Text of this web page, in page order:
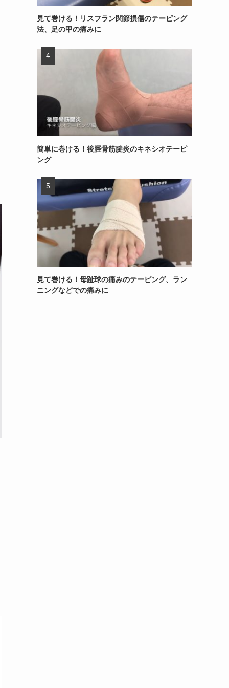
見て巻ける！リスフラン関節損傷のテーピング
法、足の甲の痛みに
簡単に巻ける！後脛骨筋腱炎のキネシオテーピ
ング
見て巻ける！母趾球の痛みのテーピング、ラン
ニングなどでの痛みに